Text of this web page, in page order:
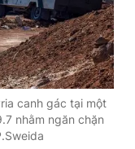
ngày 24.3.2020
Niên. Cấm sao
thuận bằng văn
canh gác tại một
nhằm ngăn chặn